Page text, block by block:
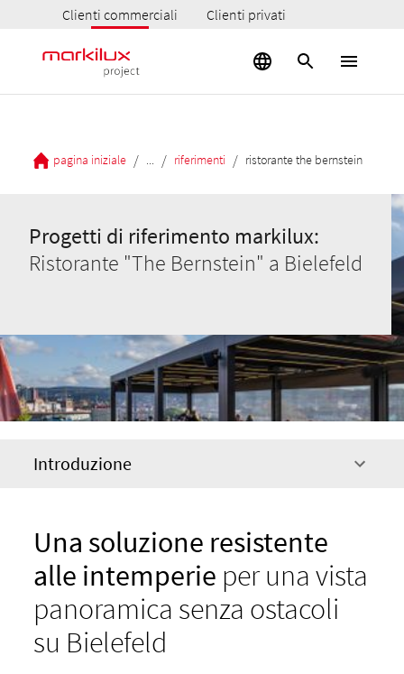
Clienti commerciali Clienti privati
pagina iniziale / / riferimenti / ristorante the bernstein
Progetti di riferimento markilux:
Ristorante "The Bernstein" a Bielefeld
Introduzione
Una soluzione resistente
alle intemperie per una vista
panoramica senza ostacoli
su Bielefeld